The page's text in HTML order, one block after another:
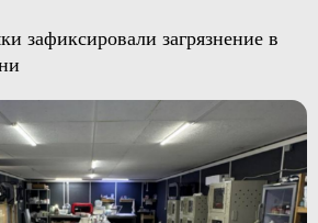
зафиксировали загрязнение в